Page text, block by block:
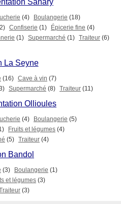
(4) Boulangerie (18)
Confiserie (1) Épicerie fine (4)
(1) Supermarché (1) Traiteur (6)
La Seyne
(16) Cave à vin (7)
Supermarché (8) Traiteur (11)
Ollioules
(4) Boulangerie (5)
Fruits et légumes (4)
(5) Traiteur (4)
Bandol
(3) Boulangerie (1)
et légumes (3)
(3)